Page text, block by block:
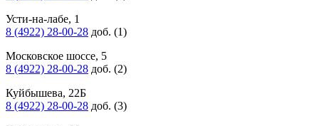
Усти-на-лабе, 1
8 (4922) 28-00-28 доб. (1)
Московское шоссе, 5
8 (4922) 28-00-28 доб. (2)
Куйбышева, 22Б
8 (4922) 28-00-28 доб. (3)